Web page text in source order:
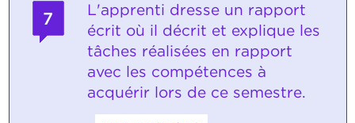
7
L'apprenti dresse un rapport
écrit où il décrit et explique les
tâches réalisées en rapport
avec les compétences à
acquérir lors de ce semestre.